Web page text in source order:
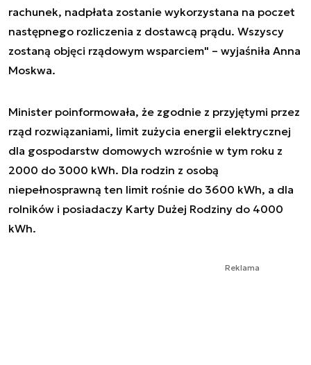
rachunek, nadpłata zostanie wykorzystana na poczet
następnego rozliczenia z dostawcą prądu. Wszyscy
zostaną objęci rządowym wsparciem" – wyjaśniła Anna
Moskwa.
Minister poinformowała, że zgodnie z przyjętymi przez
rząd rozwiązaniami, limit zużycia energii elektrycznej
dla gospodarstw domowych wzrośnie w tym roku z
2000 do 3000 kWh. Dla rodzin z osobą
niepełnosprawną ten limit rośnie do 3600 kWh, a dla
rolników i posiadaczy Karty Dużej Rodziny do 4000
kWh.
Reklama